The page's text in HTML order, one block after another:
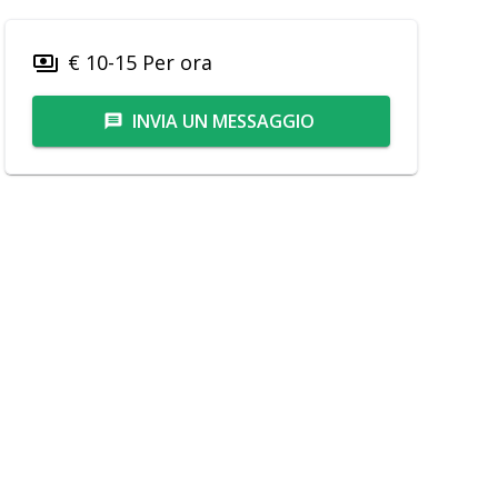
payments € 10-15 Per ora
message INVIA UN MESSAGGIO